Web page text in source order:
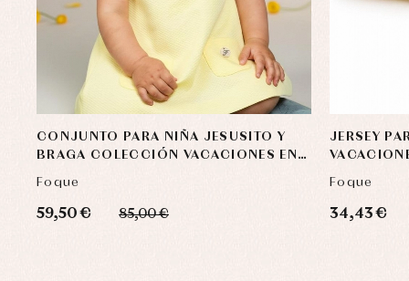
CONJUNTO PARA NIÑA JESUSITO Y
BRAGA COLECCIÓN VACACIONES EN
Foque
59,50 € 85,00 €
JERSEY
Foque
34,43 €